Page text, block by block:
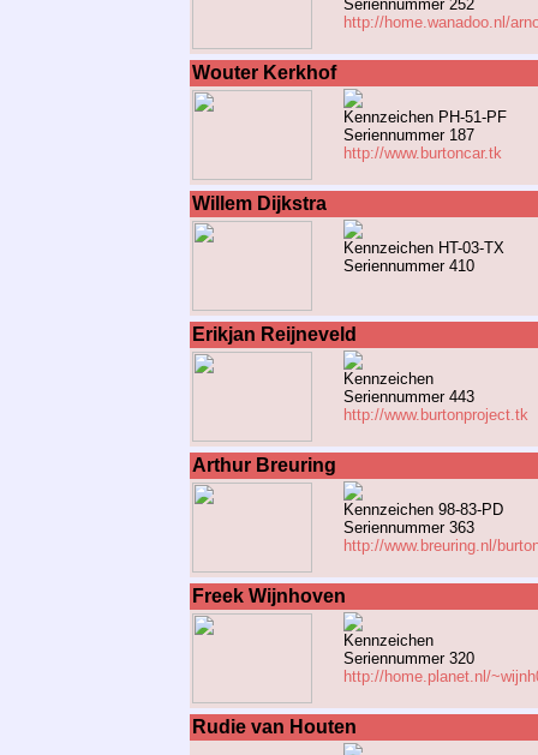
Seriennummer 252
http://home.wanadoo.nl/
Wouter Kerkhof
Kennzeichen PH-51-PF
Seriennummer 187
http://www.burtoncar.tk
Willem Dijkstra
Kennzeichen HT-03-TX
Seriennummer 410
Erikjan Reijneveld
Kennzeichen
Seriennummer 443
http://www.burtonproject.tk
Arthur Breuring
Kennzeichen 98-83-PD
Seriennummer 363
http://www.breuring.nl/
Freek Wijnhoven
Kennzeichen
Seriennummer 320
http://home.planet.nl/
Rudie van Houten